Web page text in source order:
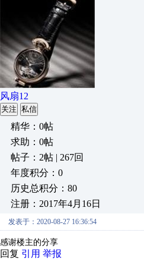
风扇12
关注 私信
精华：0帖
求助：0帖
帖子：2帖 | 267回
年度积分：0
历史总积分：80
注册：2017年4月16日
发表于：2020-08-27 16:36:54
感谢楼主的分享
回复 引用 举报